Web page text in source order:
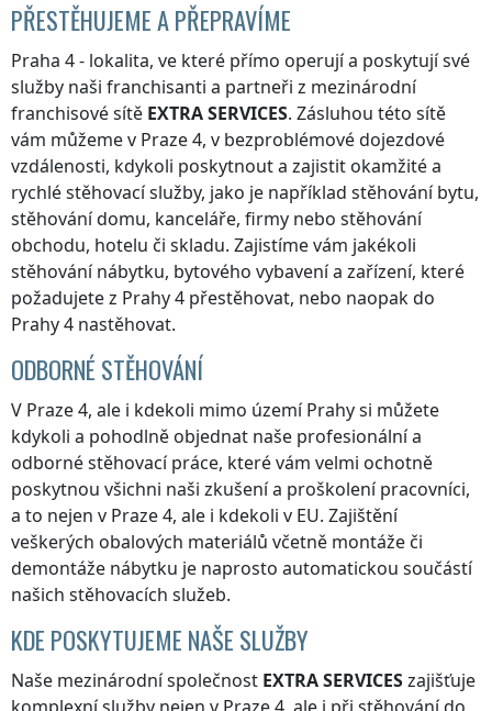
PŘESTĚHUJEME A PŘEPRAVÍME
Praha 4- lokalita, ve které přímo operují a poskytují své
služby naši franchisanti a partneři z mezinárodní
franchisové sítě EXTRA SERVICES. Zásluhou této sítě
vám můžemev Praze 4, v bezproblémové dojezdové
vzdálenosti, kdykoli poskytnout a zajistit okamžité a
rychlé stěhovací služby, jako je například stěhování bytu,
stěhování domu, kanceláře, firmy nebo stěhování
obchodu, hotelu či skladu. Zajistíme vám jakékoli
stěhování nábytku, bytového vybavení a zařízení, které
požadujetez Prahy 4 přestěhovat, nebo naopakdo
Prahy 4 nastěhovat.
ODBORNÉ STĚHOVÁNÍ
V Praze 4, ale i kdekoli mimo území Prahysi můžete
kdykoli a pohodlně objednat naše profesionální a
odborné stěhovací práce, které vám velmi ochotně
poskytnou všichni naši zkušení a proškolení pracovníci,
a to nejen v Praze 4, ale i kdekoli v EU. Zajištění
veškerých obalových materiálů včetně montáže či
demontáže nábytku je naprosto automatickou součástí
našich stěhovacích služeb.
KDE POSKYTUJEME NAŠE SLUŽBY
Naše mezinárodní společnost EXTRA SERVICESzajišťuje